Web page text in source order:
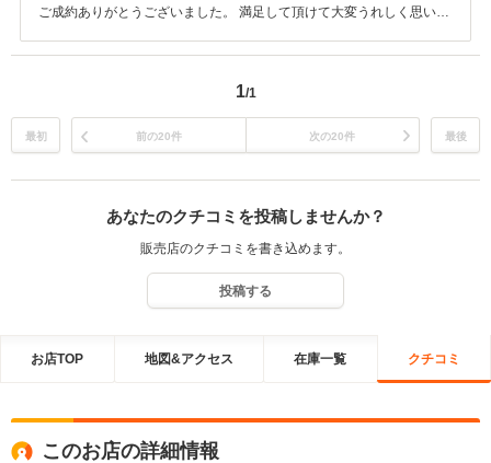
ご成約ありがとうございました。 満足して頂けて大変うれしく思いま
1/1
最初 前の20件 次の20件 最後
あなたのクチコミを投稿しませんか？
販売店のクチコミを書き込めます。
投稿する
お店TOP 地図&アクセス 在庫一覧 クチコミ
このお店の詳細情報